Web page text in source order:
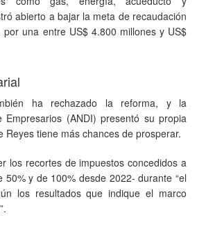
abierto a bajar la meta de recaudación
una entre US$ 4.800 millones y US$
ha rechazado la reforma, y la
Empresarios (ANDI) presentó su propia
Reyes tiene más chances de prosperar.
los recortes de impuestos concedidos a
50% y de 100% desde 2022- durante “el
los resultados que indique el marco